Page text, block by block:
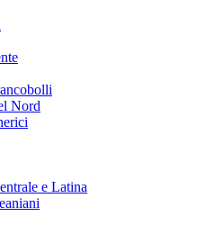
Nord
e Latina